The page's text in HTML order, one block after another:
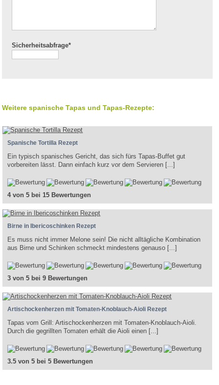
Sicherheitsabfrage*
Weitere spanische Tapas und Tapas-Rezepte:
Spanische Tortilla Rezept
Ein typisch spanisches Gericht, das sich fürs Tapas-Buffet gut
vorbereiten lässt. Dann einfach kurz vor dem Servieren [...]
4 von 5 bei 15 Bewertungen
Birne in Ibericoschinken Rezept
Es muss nicht immer Melone sein! Die nicht alltägliche Kombination
aus Birne und Schinken schmeckt mindestens genauso [...]
3 von 5 bei 9 Bewertungen
Artischockenherzen mit Tomaten-Knoblauch-Aioli Rezept
Tapas vom Grill: Artischockenherzen mit Tomaten-Knoblauch-Aioli.
Durch die gegrillten Tomaten erhält die Aioli einen [...]
3.5 von 5 bei 5 Bewertungen